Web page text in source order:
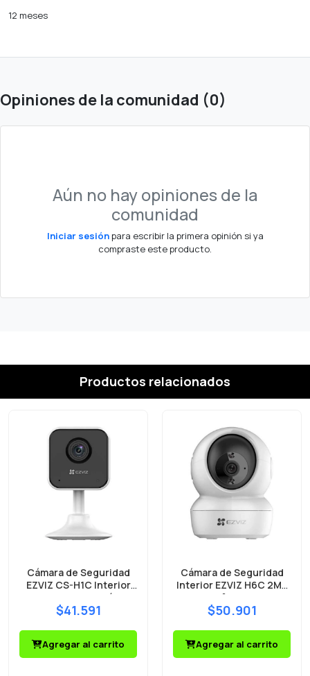
12 meses
Opiniones de la comunidad (0)
Aún no hay opiniones de la
comunidad
Iniciar sesiónpara escribir la primera opinión si ya
compraste este producto.
Productos relacionados
Cámara de Seguridad
EZVIZ CS-H1C Interior
2MP 1080p Visión
Nocturna Detección de
$41.591
Agregar al carrito
Cámara de Seguridad
Interior EZVIZ H6C 2MP
1080p 360° Seguimiento
de Movimiento Visión
$50.901
Agregar al carrito